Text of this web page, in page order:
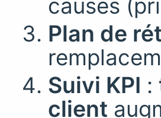
causes
Plan de
Suivi KPI :
client